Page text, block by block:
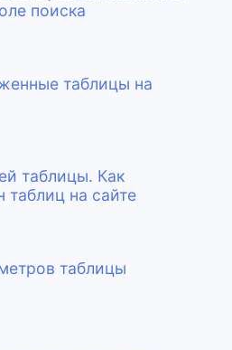
поиска
таблицы на
таблицы. Как
таблиц на сайте
таблицы